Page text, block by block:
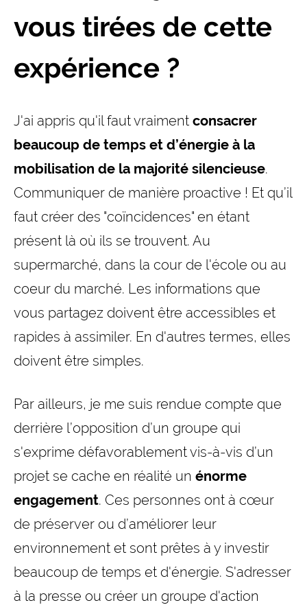
vous tirées de cette
expérience ?
J'ai appris qu'il faut vraiment consacrer
beaucoup de temps et d’énergie à la
mobilisation de la majorité silencieuse.
Communiquer de manière proactive ! Et qu’il
faut créer des "coïncidences" en étant
présent là où ils se trouvent. Au
supermarché, dans la cour de l'école ou au
coeur du marché. Les informations que
vous partagez doivent être accessibles et
rapides à assimiler. En d'autres termes, elles
doivent être simples.
Par ailleurs, je me suis rendue compte que
derrière l’opposition d’un groupe qui
s'exprime défavorablement vis-à-vis d’un
projet se cache en réalité un énorme
engagement. Ces personnes ont à cœur
de préserver ou d’améliorer leur
environnement et sont prêtes à y investir
beaucoup de temps et d'énergie. S'adresser
à la presse ou créer un groupe d'action